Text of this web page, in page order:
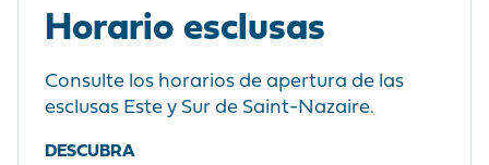
Horario esclusas
Consulte los horarios de apertura de las
esclusas Este y Sur de Saint-Nazaire.
DESCUBRA